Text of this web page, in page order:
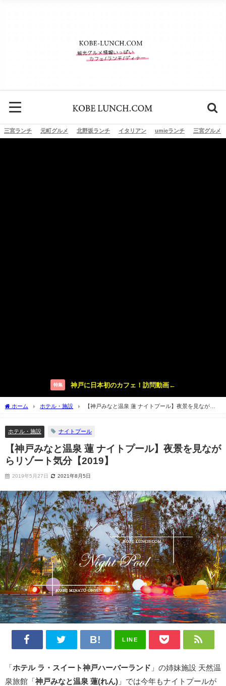
三宮ランチ 元町グルメ 北野坂ランチ イタリアン umieランチ 三宮グルメ
特集 神戸に日本初のカフェ！訪問動画←
ホーム ホテル・施設
【神戸みなと温泉 蓮 ナイトプール】夜景を見ながら
ホテル・施設 ナイトプール
【神戸みなと温泉 蓮 ナイトプール】夜景を見なが
らリゾート気分【2019】
2019年5月27日 2021年8月5日
LINE
「 ホテル ラ・スイート神戸ハーバーランド 」の姉妹施設 天然温
泉旅館「 神戸みなと温泉 蓮(れん) 」では今年もナイトプールが